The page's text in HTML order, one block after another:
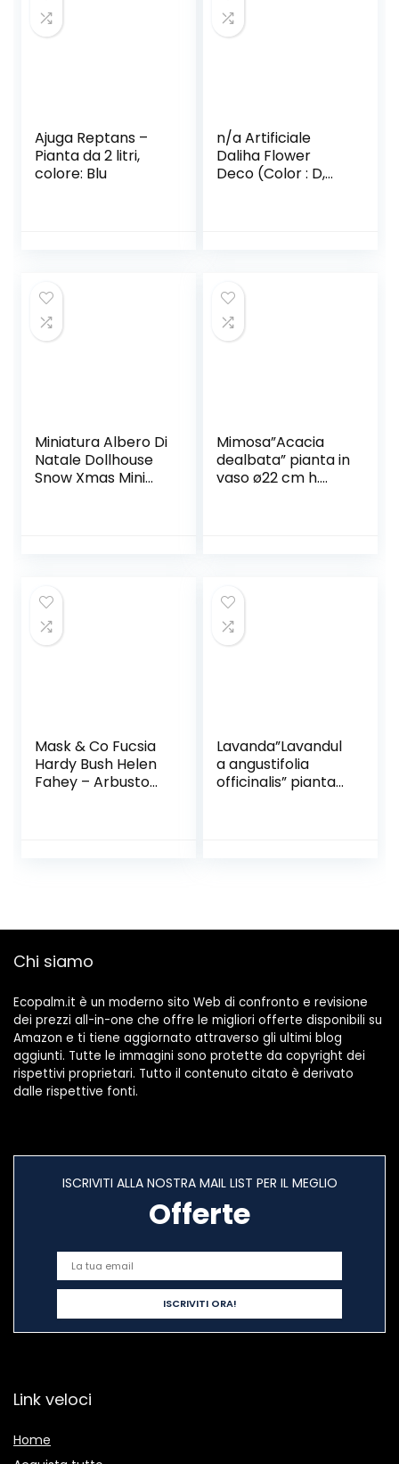
Ajuga Reptans –
Pianta da 2 litri,
colore: Blu
n/a Artificiale
Daliha Flower
Deco (Color : D,
Miniatura Albero Di
Natale Dollhouse
Snow Xmas Mini
Mimosa”Acacia
dealbata” pianta in
vaso ø22 cm h.
Mask & Co Fucsia
Hardy Bush Helen
Fahey – Arbusto
Lavanda”Lavandul
a angustifolia
officinalis” pianta
Chi siamo
Ecopalm.it è un moderno sito Web di confronto e revisione
dei prezzi all-in-one che offre le migliori offerte disponibili su
Amazon e ti tiene aggiornato attraverso gli ultimi blog
aggiunti. Tutte le immagini sono protette da copyright dei
rispettivi proprietari. Tutto il contenuto citato è derivato
dalle rispettive fonti.
ISCRIVITI ALLA NOSTRA MAIL LIST PER IL MEGLIO
Offerte
Link veloci
Home